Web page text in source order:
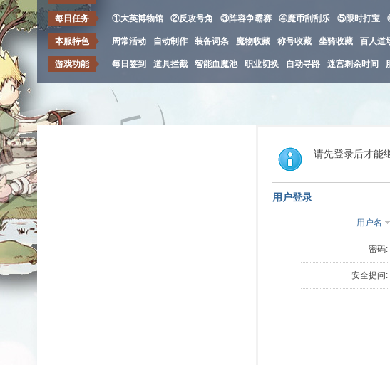
每日任务 ①大英博物馆 ②反攻号角 ③阵容争霸赛 ④魔币刮刮乐 ⑤限时打宝
本服特色 周常活动 自动制作 装备词条 魔物收藏 称号收藏 坐骑收藏 百人道
游戏功能 每日签到 道具拦截 智能血魔池 职业切换 自动寻路 迷宫剩余时间
请先登录后才能
用户登录
用户名
密码:
安全提问: